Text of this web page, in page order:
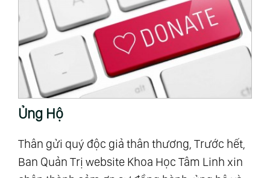
Ủng Hộ
Thân gửi quý độc giả thân thương, Trước hết,
Ban Quản Trị website Khoa Học Tâm Linh xin